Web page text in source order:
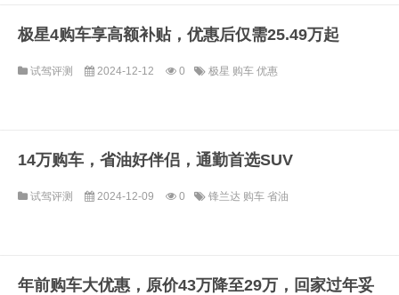
极星4购车享高额补贴，优惠后仅需25.49万起
试驾评测 2024-12-12 0 极星 购车 优惠
14万购车，省油好伴侣，通勤首选SUV
试驾评测 2024-12-09 0 锋兰达 购车 省油
年前购车大优惠，原价43万降至29万，回家过年妥